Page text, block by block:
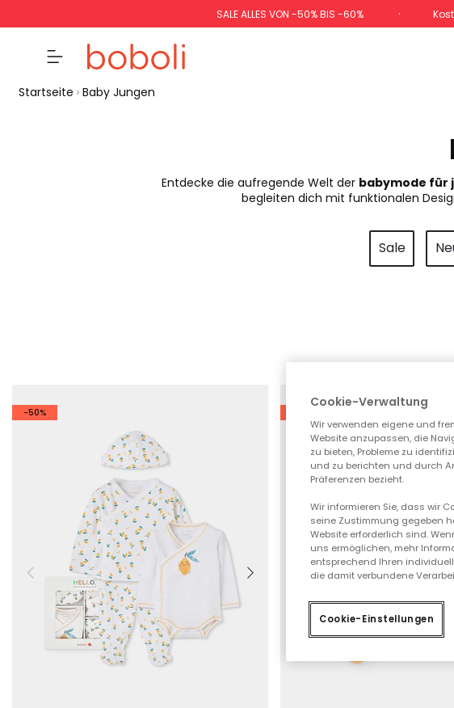
SALE ALLES VON -50% BIS -60%
Startseite Baby Jungen
Entdecke die aufregende Welt der babymode für
begleiten dich mit funktionalen
Sale
-50%
Cookie-Verwaltung
Wir verwenden eigene und
Website anzupassen, die
zu bieten, Probleme zu
und zu berichten und durch
Präferenzen bezieht.
Wir informieren Sie, dass wir
seine Zustimmung gegeben
Website erforderlich sind.
uns ermöglichen, mehr
entsprechend Ihren
die damit verbundene
Cookie-Einstellungen